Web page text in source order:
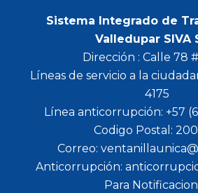
Sistema Integrado de
Valledupar SIVA
Dirección : Calle 78
Líneas de servicio a la
4175
Línea anticorrupción: +57
Codigo Postal:
Correo:
Anticorrupción:
Para